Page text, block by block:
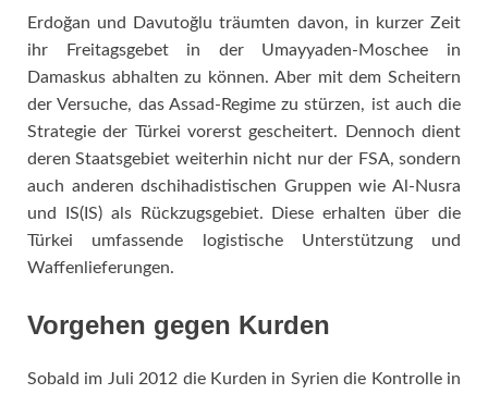
Erdoğan und Davutoğlu träumten davon, in kurzer Zeit
ihr Freitagsgebet in der Umayyaden-Moschee in
Damaskus abhalten zu können. Aber mit dem Scheitern
der Versuche, das Assad-Regime zu stürzen, ist auch die
Strategie der Türkei vorerst gescheitert. Dennoch dient
deren Staatsgebiet weiterhin nicht nur der FSA, sondern
auch anderen dschihadistischen Gruppen wie Al-Nusra
und IS(IS) als Rückzugsgebiet. Diese erhalten über die
Türkei umfassende logistische Unterstützung und
Waffenlieferungen.
Vorgehen gegen Kurden
Sobald im Juli 2012 die Kurden in Syrien die Kontrolle in